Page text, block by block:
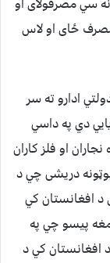
ځای او لاس
ادارو ته سر
دي په داسي
او فلز کاران
دریشی چي د
د افغانستان کي
پیسو چي په
افغانستان کي د